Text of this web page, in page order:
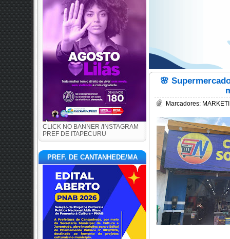
CLICK NO BANNER /INSTAGRAM
PREF DE ITAPECURU
PREF. DE CANTANHEDE/MA
🌸
Marcadores: